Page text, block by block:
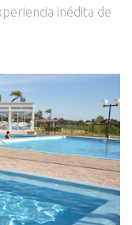
inédita de